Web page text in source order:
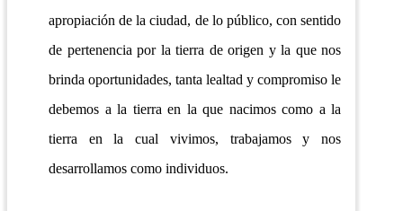
apropiación de la ciudad, de lo público, con sentido
de pertenencia por la tierra de origen y la que nos
brinda oportunidades, tanta lealtad y compromiso le
debemos a la tierra en la que nacimos como a la
tierra en la cual vivimos, trabajamos y nos
desarrollamos como individuos.